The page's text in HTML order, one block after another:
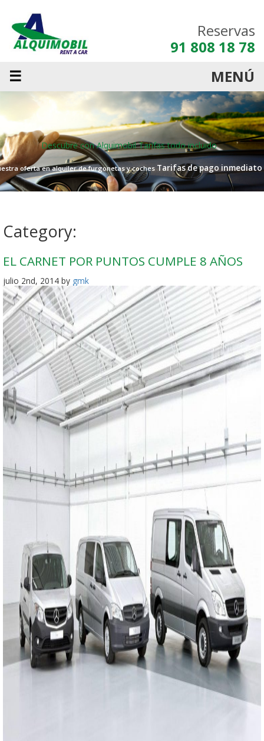
Reservas
91 808 18 78
☰
MENÚ
Descubre con AlquimobilTarifas todo incluido
oferta en alquiler de furgonetas y coches Tarifas de pago inmediato
Category:
EL CARNET POR PUNTOS CUMPLE 8 AÑOS
julio 2nd, 2014 by gmk